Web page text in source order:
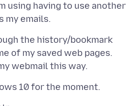
using having to use another
the history/bookmark
of my saved web pages.